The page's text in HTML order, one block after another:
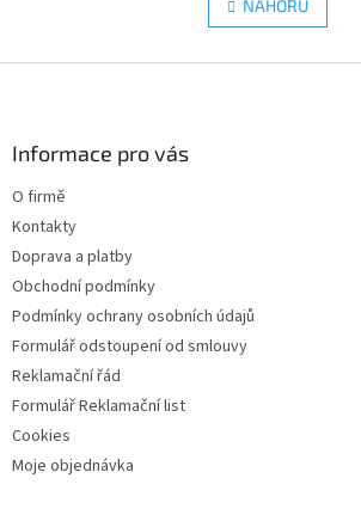
l
á
n
k
v
NAHORU
Informace pro vás
O firmě
Kontakty
Doprava a platby
Obchodní podmínky
Podmínky ochrany osobních údajů
Formulář odstoupení od smlouvy
Reklamační řád
Formulář Reklamační list
Cookies
Moje objednávka